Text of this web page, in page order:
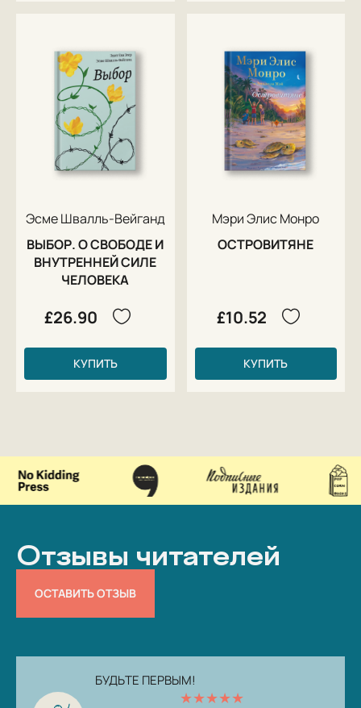
Эсме Швалль-Вейганд
ВЫБОР. О СВОБОДЕ И
ВНУТРЕННЕЙ СИЛЕ
ЧЕЛОВЕКА
£26.90
КУПИТЬ
Мэри Элис Монро
ОСТРОВИТЯНЕ
£10.52
КУПИТЬ
Отзывы читателей
ОСТАВИТЬ ОТЗЫВ
БУДЬТЕ ПЕРВЫМ!
★★★★★